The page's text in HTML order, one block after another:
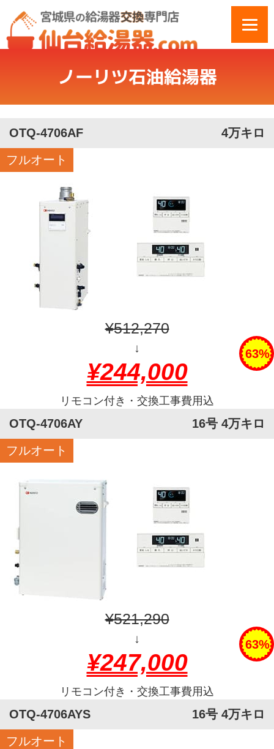
ノーリツ石油給湯器
OTQ-4706AF
4万キロ
フルオート
¥512,270
63%
↓
¥244,000
リモコン付き・交換工事費用込
OTQ-4706AY
16号 4万キロ
フルオート
¥521,290
63%
↓
¥247,000
リモコン付き・交換工事費用込
OTQ-4706AYS
16号 4万キロ
フルオート